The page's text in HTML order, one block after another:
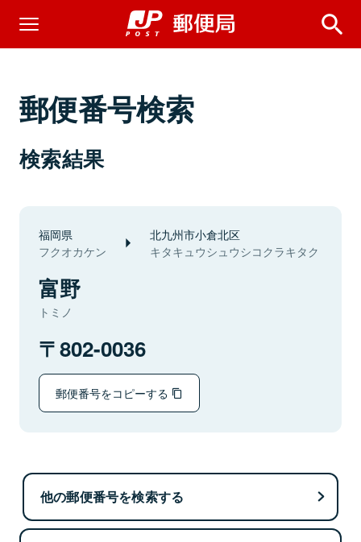
郵便番号検索
検索結果
福岡県
フクオカケン
北九州市小倉北区
キタキュウシュウシコクラキタク
富野
トミノ
802-0036
郵便番号をコピーする
他の郵便番号を検索する